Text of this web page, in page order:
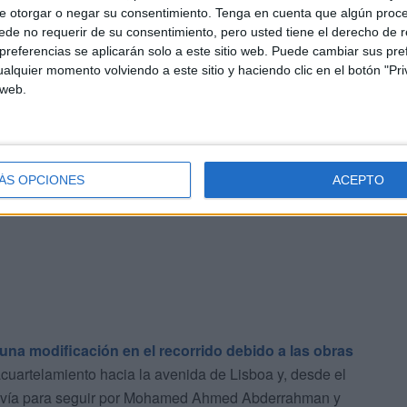
otorgar o negar su consentimiento. Tenga en cuenta que algún
no requerir de su consentimiento, pero usted tiene el derecho de
se aplicarán solo a este sitio web. Puede cambiar sus
momento volviendo a este sitio y haciendo clic en el botón
OPCIONES ACEPTO
de 45 años, con iniciales F.J.G.R., que cumple una
contra la
especialmente simbólico dentro de esta tradición en
la liberación y en el posterior traslado hasta la
modificación en el recorrido debido a las obras
hacia la avenida de Lisboa y, desde el
para seguir por Mohamed Ahmed Abderrahman y